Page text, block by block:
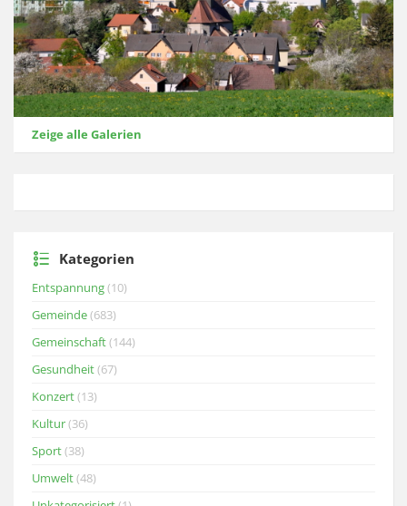
Zeige alle Galerien
Kategorien
Entspannung(10)
Gemeinde(683)
Gemeinschaft(144)
Gesundheit(67)
Konzert(13)
Kultur(36)
Sport(38)
Umwelt(48)